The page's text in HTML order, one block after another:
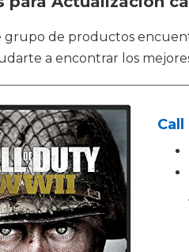
grupo de productos
a encontrar los